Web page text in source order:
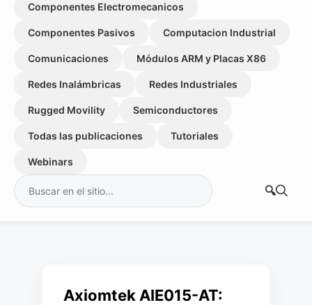
Componentes Electromecanicos
Componentes Pasivos Computacion Industrial
Comunicaciones Módulos ARM y Placas X86
Redes Inalámbricas Redes Industriales
Rugged Movility Semiconductores
Todas las publicaciones Tutoriales
Webinars
Buscar:
Axiomtek AIE015-AT: